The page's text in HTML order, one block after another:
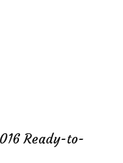
Ready-to-